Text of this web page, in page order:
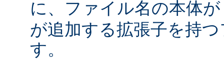
に、ファイル名の本体
が追加する拡張子を持
す。